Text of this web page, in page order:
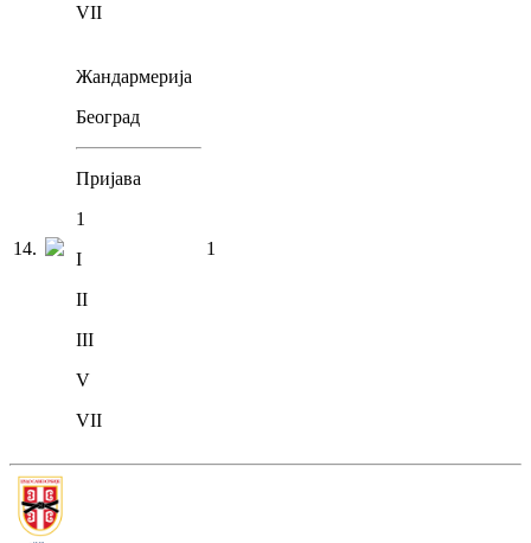
VII
14.
Жандармерија
Београд
Пријава
1
I
II
III
V
VII
1